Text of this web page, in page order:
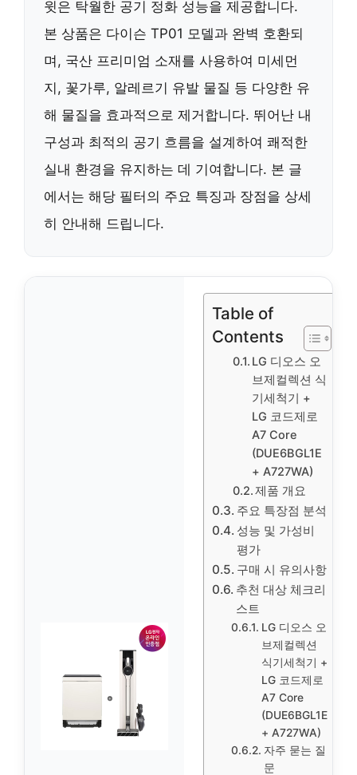
윗은 탁월한 공기 정화 성능을 제공합니다.
본 상품은 다이슨 TP01 모델과 완벽 호환되
며, 국산 프리미엄 소재를 사용하여 미세먼
지, 꽃가루, 알레르기 유발 물질 등 다양한 유
해 물질을 효과적으로 제거합니다. 뛰어난 내
구성과 최적의 공기 흐름을 설계하여 쾌적한
실내 환경을 유지하는 데 기여합니다. 본 글
에서는 해당 필터의 주요 특징과 장점을 상세
히 안내해 드립니다.
Table of
Contents
LG 디오스 오
브제컬렉션 식
기세척기 +
LG 코드제로
A7 Core
(DUE6BGL1E
+ A727WA)
제품 개요
주요 특장점 분석
성능 및 가성비
평가
구매 시 유의사항
추천 대상 체크리
스트
LG 디오스 오
브제컬렉션
식기세척기 +
LG 코드제로
A7 Core
(DUE6BGL1E
+ A727WA)
자주 묻는 질
문